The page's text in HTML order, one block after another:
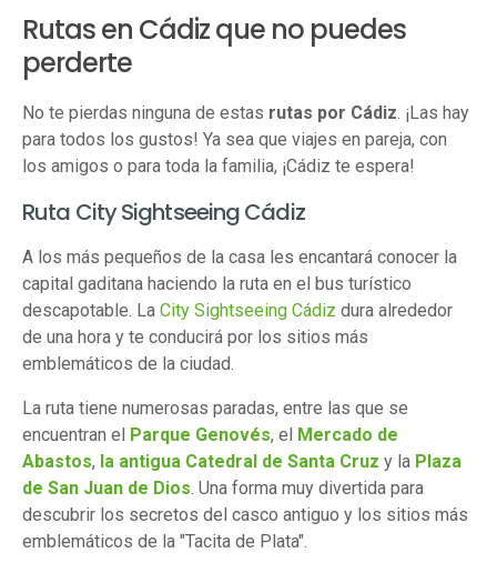
Rutas en Cádiz que no puedes
perderte
No te pierdas ninguna de estas rutas por Cádiz . ¡Las hay
para todos los gustos! Ya sea que viajes en pareja, con
los amigos o para toda la familia, ¡Cádiz te espera!
Ruta City Sightseeing Cádiz
A los más pequeños de la casa les encantará conocer la
capital gaditana haciendo la ruta en el bus turístico
descapotable. La City Sightseeing Cádiz dura alrededor
de una hora y te conducirá por los sitios más
emblemáticos de la ciudad.
La ruta tiene numerosas paradas, entre las que se
encuentran el Parque Genovés, el Mercado de
Abastos, la antigua Catedral de Santa Cruz y la Plaza
de San Juan de Dios . Una forma muy divertida para
descubrir los secretos del casco antiguo y los sitios más
emblemáticos de la "Tacita de Plata".